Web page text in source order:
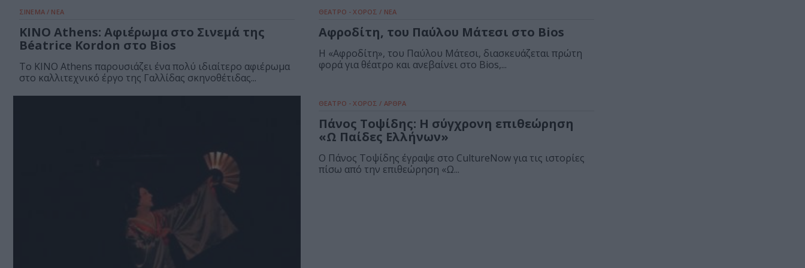
ΣΙΝΕΜΑ / ΝΕΑ
KINO Athens: Αφιέρωμα στο Σινεμά της
Béatrice Kordon στο Bios
Το KINO Athens παρουσιάζει ένα πολύ ιδιαίτερο αφιέρωμα
στο καλλιτεχνικό έργο της Γαλλίδας σκηνοθέτιδας...
ΘΕΑΤΡΟ - ΧΟΡΟΣ / ΝΕΑ
Αφροδίτη, του Παύλου Μάτεσι στο Bios
H «Αφροδίτη», του Παύλου Μάτεσι, διασκευάζεται πρώτη
φορά για θέατρο και ανεβαίνει στο Bios,...
ΘΕΑΤΡΟ - ΧΟΡΟΣ / ΑΡΘΡΑ
Πάνος Τοψίδης: Η σύγχρονη επιθεώρηση
«Ω Παίδες Ελλήνων»
O Πάνος Τοψίδης έγραψε στο CultureNow για τις ιστορίες
πίσω από την επιθεώρηση «Ω...